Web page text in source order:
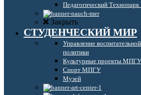
Педагогический
Закрыть
СТУДЕНЧЕСКИЙ МИР
Управление
политики
Культурные проекты МПГУ
Спорт МПГУ
Музей